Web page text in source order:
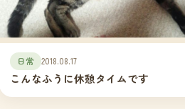
日常 2018.08.17
こんなふうに休憩タイムです